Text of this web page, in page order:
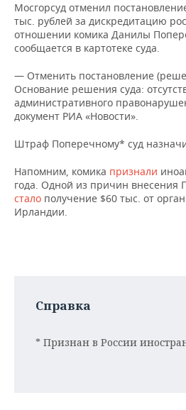
ВУЗЫ ТАТАРСТАНА
КОМУ ПРИНАДЛЕЖАТ
ТОРГОВЫЕ ЦЕНТРЫ
БАНКИ
БЮДЖЕТ
ИНВЕСТИЦИИ
АГРОПРОМ
МАШИНОСТРОЕНИЕ
НЕФТЕХИМИЯ
НЕФТЬ
ОПК
ЭНЕРГЕТИКА
НОВОСТИ НЕДВИЖИМОСТИ
АВТО
НОВОСТИ АВТО
БИЗНЕС
НОВОСТИ БИЗНЕСА
РОЗНИЧНАЯ ТОРГОВЛЯ
ТРАНСПОРТ
УСЛУГИ
ТЕХНОЛОГИИ
НОВОСТИ ТЕХНОЛОГИЙ
IT
МЕДИА
ТЕЛЕКОММУНИКАЦИИ
МЕРОПРИЯТИЯ
НОВОСТИ МЕРОПРИЯТИЙ
ВЫЕЗДНАЯ РЕДАКЦИЯ
БИЗНЕС-БРАНЧИ
СПОРТ
НОВОСТИ СПОРТА
ФУТБОЛ
ВОЛЕЙБОЛ
КИБЕРСПОРТ
ОБЩЕСТВО
НОВОСТИ ОБЩЕСТВА
ИСТОРИЯ
КУЛЬТУРА
ФОТОГАЛЕРЕЯ
СПИСОК ПЕРСОН
СПИСОК КОМПАНИЙ
ПОЛНАЯ ВЕРСИЯ
Мосгорсуд отменил
тыс. рублей за дискредитацию
отношении комика Данилы
сообщается в картотеке суда.
— Отменить постановление
Основание решения суда:
административного
документ РИА «Новости».
Штраф Поперечному* суд
Напомним, комика признали
года. Одной из причин внесения
стало получение $60 тыс. от
Ирландии.
Справка
* Признан в России